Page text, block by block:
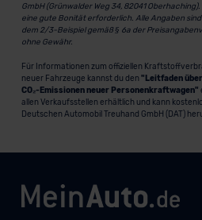
GmbH (Grünwalder Weg 34, 82041
eine gute Bonität erforderlich. Alle Angaben
dem 2/3-Beispiel gemäß § 6a der
ohne Gewähr.
Für Informationen zum offiziellen
neuer Fahrzeuge kannst du den "Leitfaden
CO₂-Emissionen neuer Personenkraftwagen"
allen Verkaufsstellen erhältlich und kann
Deutschen Automobil Treuhand GmbH (DAT)